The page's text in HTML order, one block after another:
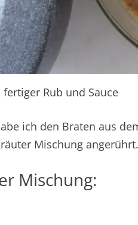
fertiger Rub und Sauce
ich den Braten aus
Mischung angerührt.
Mischung: